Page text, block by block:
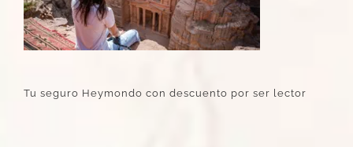
Tu seguro Heymondo con descuento por ser lector